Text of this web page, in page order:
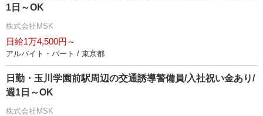
1日～OK
株式会社MSK
日給1万4,500円～
アルバイト・パート / 東京都
日勤・玉川学園前駅周辺の交通誘導警備員/入社祝い金あり/
週1日～OK
株式会社MSK